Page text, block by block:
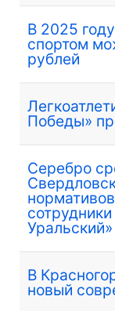
В 2025
спортом
рублей
Победы»
Серебро
Уральский»
В
новый